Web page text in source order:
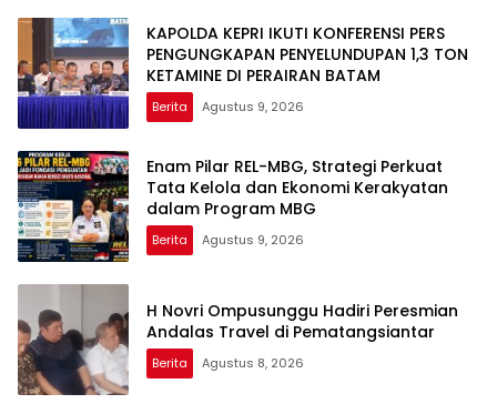
KAPOLDA KEPRI IKUTI KONFERENSI PERS
PENGUNGKAPAN PENYELUNDUPAN 1,3 TON
KETAMINE DI PERAIRAN BATAM
Berita Agustus 9, 2026
Enam Pilar REL-MBG, Strategi Perkuat
Tata Kelola dan Ekonomi Kerakyatan
dalam Program MBG
Berita Agustus 9, 2026
H Novri Ompusunggu Hadiri Peresmian
Andalas Travel di Pematangsiantar
Berita Agustus 8, 2026